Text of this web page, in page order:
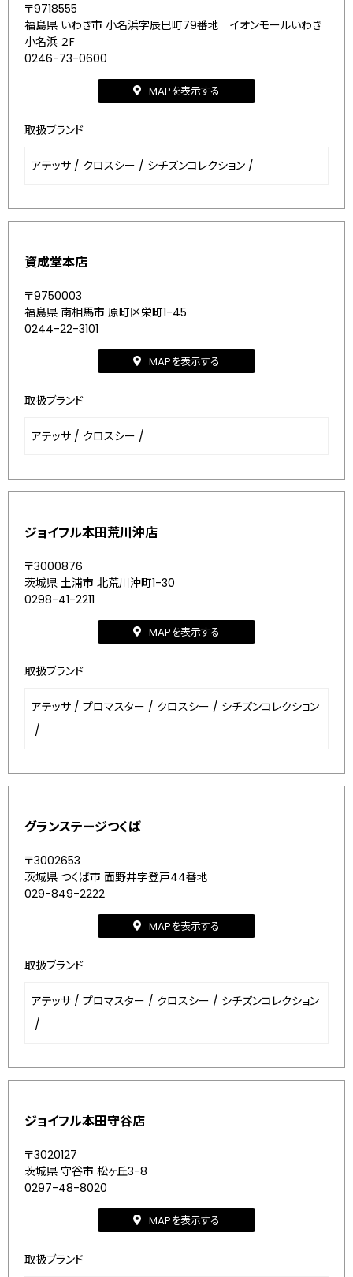
〒9718555
福島県 いわき市 小名浜字辰巳町79番地 イオンモールいわき
小名浜 ２F
0246-73-0600
MAPを表示する
取扱ブランド
アテッサ / クロスシー / シチズンコレクション /
資成堂本店
〒9750003
福島県 南相馬市 原町区栄町1-45
0244-22-3101
MAPを表示する
取扱ブランド
アテッサ / クロスシー /
ジョイフル本田荒川沖店
〒3000876
茨城県 土浦市 北荒川沖町1-30
0298-41-2211
MAPを表示する
取扱ブランド
アテッサ / プロマスター / クロスシー / シチズンコレクション
/
グランステージつくば
〒3002653
茨城県 つくば市 面野井字登戸44番地
029-849-2222
MAPを表示する
取扱ブランド
アテッサ / プロマスター / クロスシー / シチズンコレクション
/
ジョイフル本田守谷店
〒3020127
茨城県 守谷市 松ヶ丘3-8
0297-48-8020
MAPを表示する
取扱ブランド